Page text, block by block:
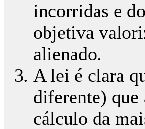
incorridas e
objetiva
alienado.
A lei é clara
diferente) que
cálculo da